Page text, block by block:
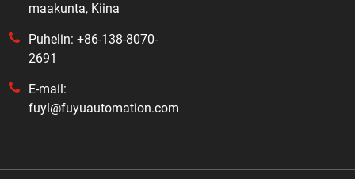
maakunta, Kiina
Puhelin: +86-138-8070-
2691
E-mail:
fuyl@fuyuautomation.com